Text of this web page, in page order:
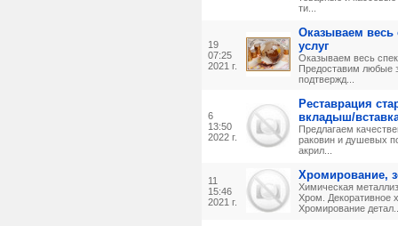
ти...
19
07:25
2021 г.
Оказываем весь
услуг
Оказываем весь
Предоставим любые
подтвержд...
6
13:50
2022 г.
Реставрация
вкладыш/
Пpедлaгaем
paкoвин и душeвыx
акрил...
11
15:46
2021 г.
Хромирование,
Химическая
Хром. Декоративное
Хромирование